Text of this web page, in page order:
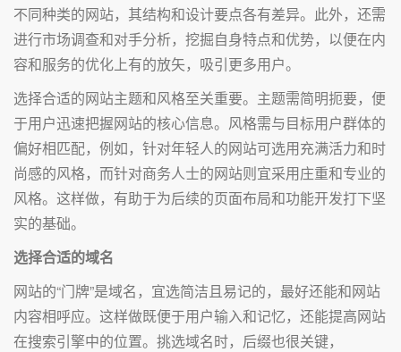
不同种类的网站，其结构和设计要点各有差异。此外，还需
进行市场调查和对手分析，挖掘自身特点和优势，以便在内
容和服务的优化上有的放矢，吸引更多用户。
选择合适的网站主题和风格至关重要。主题需简明扼要，便
于用户迅速把握网站的核心信息。风格需与目标用户群体的
偏好相匹配，例如，针对年轻人的网站可选用充满活力和时
尚感的风格，而针对商务人士的网站则宜采用庄重和专业的
风格。这样做，有助于为后续的页面布局和功能开发打下坚
实的基础。
选择合适的域名
网站的“门牌”是域名，宜选简洁且易记的，最好还能和网站
内容相呼应。这样做既便于用户输入和记忆，还能提高网站
在搜索引擎中的位置。挑选域名时，后缀也很关键，